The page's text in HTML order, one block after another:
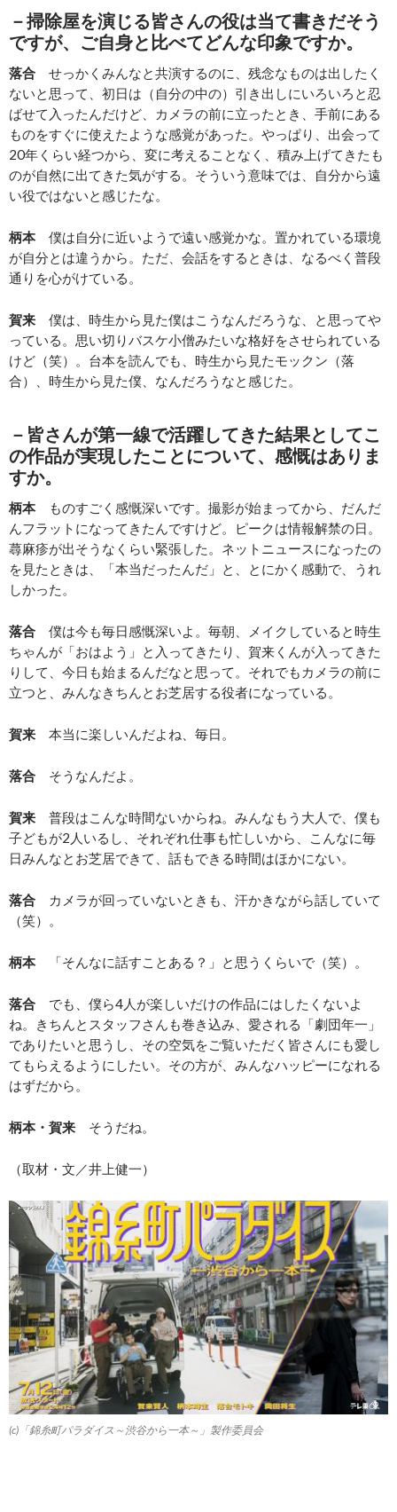
－掃除屋を演じる皆さんの役は当て書きだそう
ですが、ご自身と比べてどんな印象ですか。
落合 せっかくみんなと共演するのに、残念なものは出したく
ないと思って、初日は（自分の中の）引き出しにいろいろと忍
ばせて入ったんだけど、カメラの前に立ったとき、手前にある
ものをすぐに使えたような感覚があった。やっぱり、出会って
20年くらい経つから、変に考えることなく、積み上げてきたも
のが自然に出てきた気がする。そういう意味では、自分から遠
い役ではないと感じたな。
柄本僕は自分に近いようで遠い感覚かな。置かれている環境
が自分とは違うから。ただ、会話をするときは、なるべく普段
通りを心がけている。
賀来 僕は、時生から見た僕はこうなんだろうな、と思ってや
っている。思い切りバスケ小僧みたいな格好をさせられている
けど（笑）。台本を読んでも、時生から見たモックン（落
合）、時生から見た僕、なんだろうなと感じた。
－皆さんが第一線で活躍してきた結果としてこ
の作品が実現したことについて、感慨はありま
すか。
柄本ものすごく感慨深いです。撮影が始まってから、だんだ
んフラットになってきたんですけど。ピークは情報解禁の日。
蕁麻疹が出そうなくらい緊張した。ネットニュースになったの
を見たときは、「本当だったんだ」と、とにかく感動で、うれ
しかった。
落合 僕は今も毎日感慨深いよ。毎朝、メイクしていると時生
ちゃんが「おはよう」と入ってきたり、賀来くんが入ってきた
りして、今日も始まるんだなと思って。それでもカメラの前に
立つと、みんなきちんとお芝居する役者になっている。
賀来 本当に楽しいんだよね、毎日。
落合 そうなんだよ。
賀来 普段はこんな時間ないからね。みんなもう大人で、僕も
子どもが2人いるし、それぞれ仕事も忙しいから、こんなに毎
日みんなとお芝居できて、話もできる時間はほかにない。
落合 カメラが回っていないときも、汗かきながら話していて
（笑）。
柄本「そんなに話すことある？」と思うくらいで（笑）。
落合 でも、僕ら4人が楽しいだけの作品にはしたくないよ
ね。きちんとスタッフさんも巻き込み、愛される「劇団年一」
でありたいと思うし、その空気をご覧いただく皆さんにも愛し
てもらえるようにしたい。その方が、みんなハッピーになれる
はずだから。
柄本・賀来 そうだね。
（取材・文／井上健一）
(c)「錦糸町パラダイス～渋谷から一本～」製作委員会